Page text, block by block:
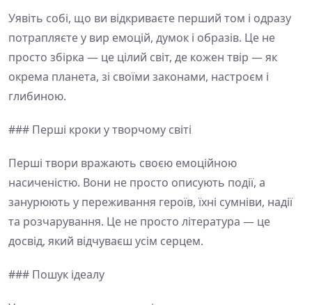
Уявіть собі, що ви відкриваєте перший том і одразу
потрапляєте у вир емоцій, думок і образів. Це не
просто збірка — це цілий світ, де кожен твір — як
окрема планета, зі своїми законами, настроєм і
глибиною.
### Перші кроки у творчому світі
Перші твори вражають своєю емоційною
насиченістю. Вони не просто описують події, а
занурюють у переживання героїв, їхні сумніви, надії
та розчарування. Це не просто література — це
досвід, який відчуваєш усім серцем.
### Пошук ідеалу